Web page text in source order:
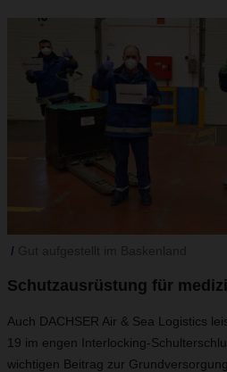
Schutzausrüstung für
Auch DACHSER Air & Sea Logistics
19 im engen Interlocking-
wichtigen Beitrag zur